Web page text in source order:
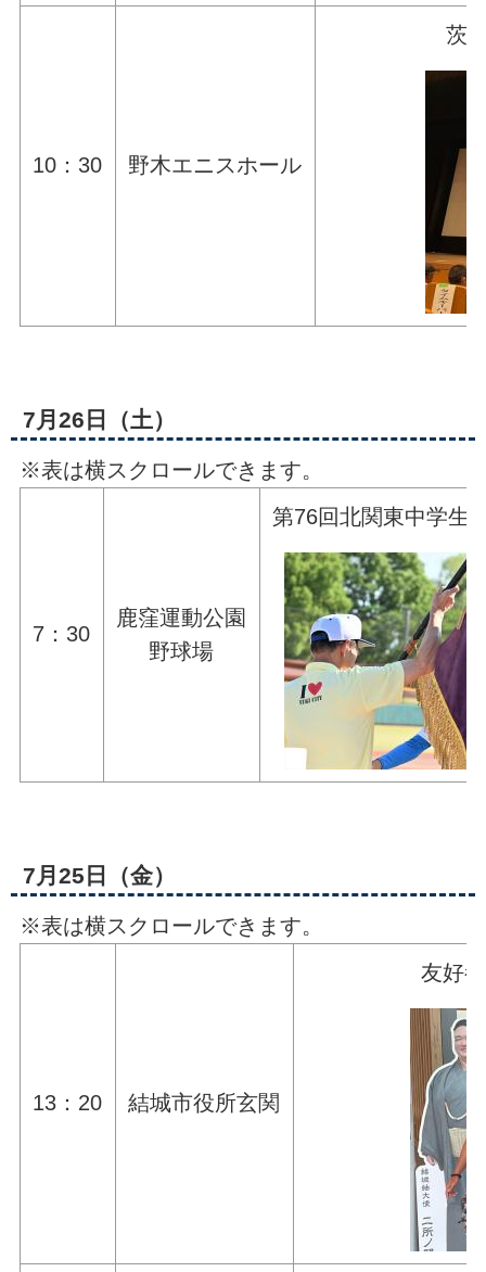
10：30 野木エニスホール
茨
7月26日（土）
※表は横スクロールできます。
7：30
鹿窪運動公園
野球場
第76回北関東中学生
7月25日（金）
※表は横スクロールできます。
13：20 結城市役所玄関
友好